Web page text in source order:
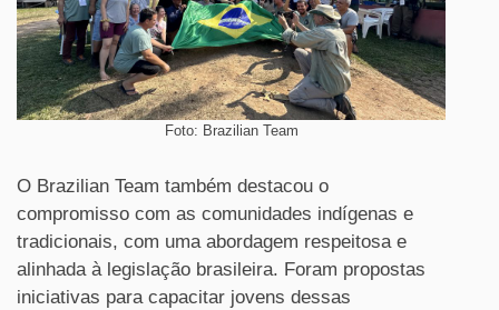
Foto: Brazilian Team
O Brazilian Team também destacou o
compromisso com as comunidades indígenas e
tradicionais, com uma abordagem respeitosa e
alinhada à legislação brasileira. Foram propostas
iniciativas para capacitar jovens dessas